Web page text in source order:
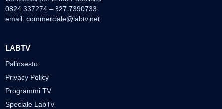
0824.337274 – 327.7390733
email: commerciale@labtv.net
LABTV
Palinsesto
Privacy Policy
Programmi TV
Speciale LabTv